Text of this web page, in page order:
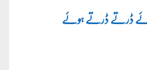
ڈرتے ڈرتے ہوئے